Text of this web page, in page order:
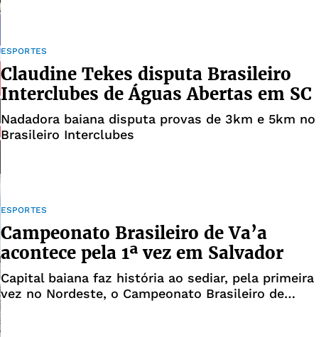
ESPORTES
Claudine Tekes disputa Brasileiro
Interclubes de Águas Abertas em SC
Nadadora baiana disputa provas de 3km e 5km no
Brasileiro Interclubes
ESPORTES
Campeonato Brasileiro de Va’a
acontece pela 1ª vez em Salvador
Capital baiana faz história ao sediar, pela primeira
vez no Nordeste, o Campeonato Brasileiro de